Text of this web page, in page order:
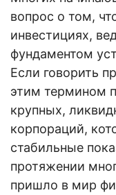
вопрос о том,
инвестициях,
фундаментом
Если говорить
этим термином
крупных,
корпораций,
стабильные
протяжении
пришло в мир